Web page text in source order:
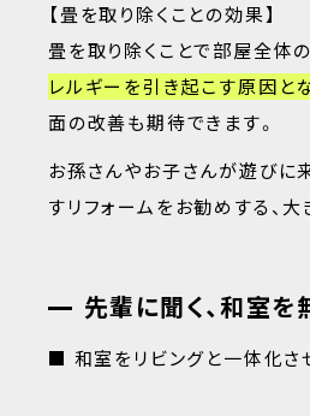
【畳を取り除くことの効果】
畳を取り除くことで部屋全体
レルギーを引き起こす原因と
面の改善も期待できます。
お孫さんやお子さんが遊びに
すリフォームをお勧めする、
先輩に聞く、和室を
■ 和室をリビングと一体化さ